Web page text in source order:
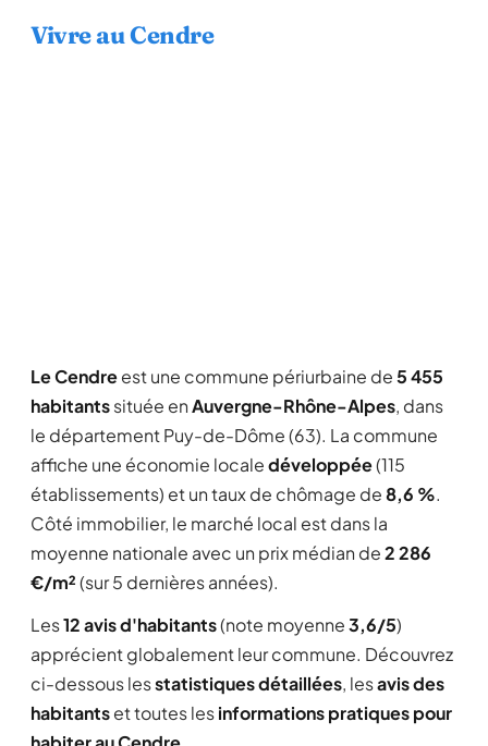
Vivre au Cendre
Le Cendreest une commune périurbaine de5 455
habitantssituée enAuvergne-Rhône-Alpes, dans
le département Puy-de-Dôme (63). La commune
affiche une économie localedéveloppée(115
établissements) et un taux de chômage de8,6 %.
Côté immobilier, le marché local est dans la
moyenne nationale avec un prix médian de2 286
€/m²(sur 5 dernières années).
Les12 avis d'habitants(note moyenne3,6/5)
apprécient globalement leur commune. Découvrez
ci-dessous lesstatistiques détaillées, lesavis des
habitantset toutes lesinformations pratiques pour